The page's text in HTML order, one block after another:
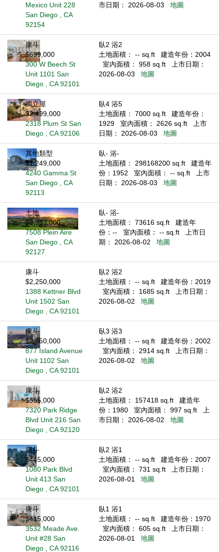
Mexico Unit 228
San Diego , CA
92154
市日期： 2026-08-03
地圖
康斗
$699,000
300 W Beech St
Unit 1101 San
Diego , CA 92101
臥2 浴2
土地面積： -- sq.ft
建造年份：2004
室內面積： 958 sq.ft
上市日期：
2026-08-03
地圖
獨立屋
$2,499,000
2318 Plum St San
Diego , CA 92106
臥4 浴5
土地面積： 7000 sq.ft
建造年份：
1929
室內面積： 2626 sq.ft
上市
日期： 2026-08-03
地圖
其他類型
$1,249,000
4240 Gamma St
San Diego , CA
92113
臥- 浴-
土地面積： 298168200 sq.ft
建造年
份：1952
室內面積： -- sq.ft
上市
日期： 2026-08-03
地圖
土地
$3,333,000
7508 Plein Aire
San Diego , CA
92127
臥- 浴-
土地面積： 73616 sq.ft
建造年
份：--
室內面積： -- sq.ft
上市日
期： 2026-08-02
地圖
康斗
$2,250,000
1388 Kettner Blvd
Unit 1502 San
Diego , CA 92101
臥2 浴2
土地面積： -- sq.ft
建造年份：2019
室內面積： 1685 sq.ft
上市日期：
2026-08-02
地圖
康斗
$2,650,000
877 Island Avenue
Unit 1102 San
Diego , CA 92101
臥3 浴3
土地面積： -- sq.ft
建造年份：2002
室內面積： 2914 sq.ft
上市日期：
2026-08-02
地圖
康斗
$555,000
7320 Park Ridge
Blvd Unit 216 San
Diego , CA 92120
臥2 浴2
土地面積： 157418 sq.ft
建造年
份：1980
室內面積： 997 sq.ft
上
市日期： 2026-08-02
地圖
康斗
$445,000
1080 Park Blvd
Unit 413 San
Diego , CA 92101
臥2 浴1
土地面積： -- sq.ft
建造年份：2007
室內面積： 731 sq.ft
上市日期：
2026-08-01
地圖
康斗
$415,000
3532 Meade Ave.
Unit #28 San
Diego , CA 92116
臥1 浴1
土地面積： -- sq.ft
建造年份：1970
室內面積： 605 sq.ft
上市日期：
2026-08-01
地圖